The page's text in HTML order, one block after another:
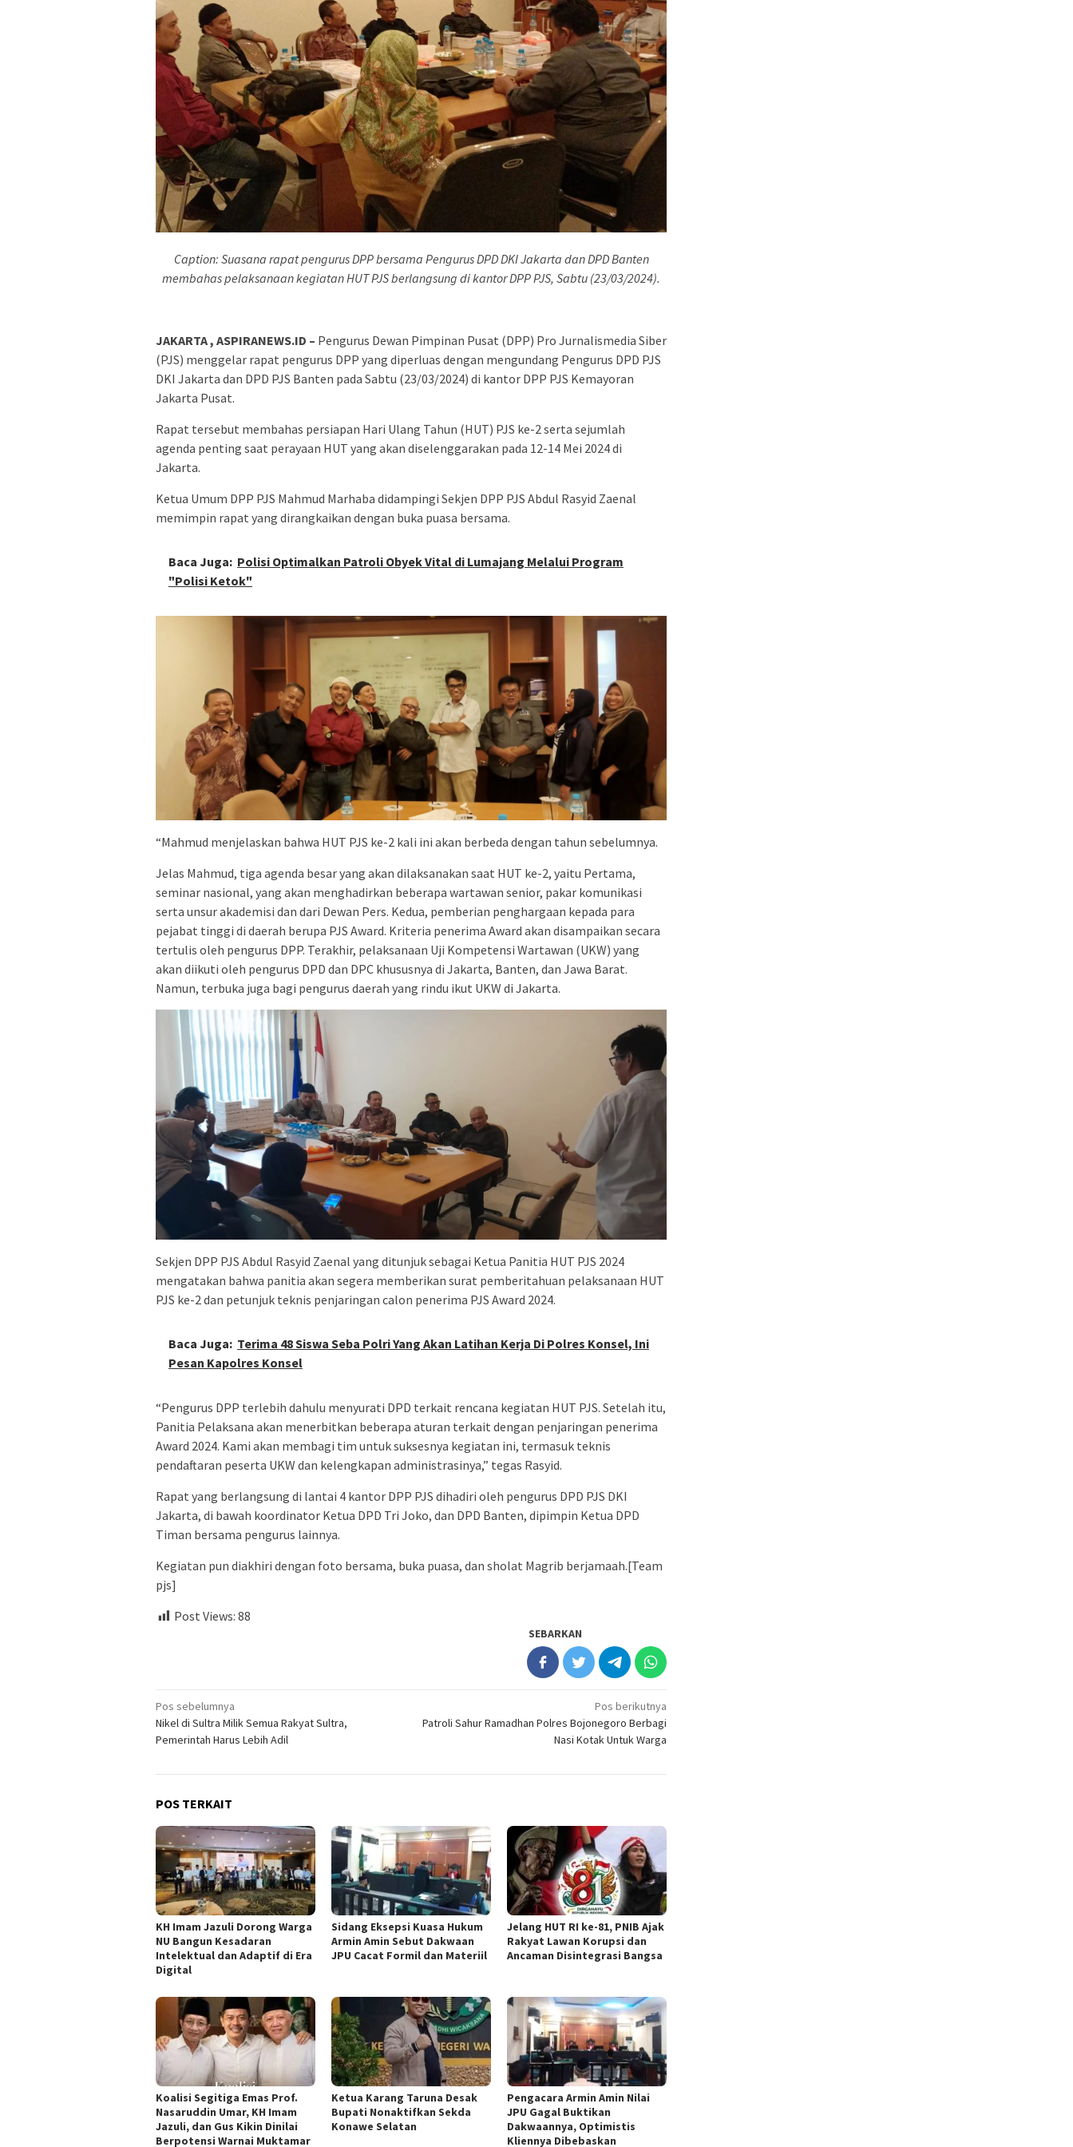
Caption: Suasana rapat pengurus DPP bersama Pengurus DPD DKI Jakarta dan DPD Banten
membahas pelaksanaan kegiatan HUT PJS berlangsung di kantor DPP PJS, Sabtu (23/03/2024).
JAKARTA , ASPIRANEWS.ID – Pengurus Dewan Pimpinan Pusat (DPP) Pro Jurnalismedia Siber
(PJS) menggelar rapat pengurus DPP yang diperluas dengan mengundang Pengurus DPD PJS
DKI Jakarta dan DPD PJS Banten pada Sabtu (23/03/2024) di kantor DPP PJS Kemayoran
Jakarta Pusat.
Rapat tersebut membahas persiapan Hari Ulang Tahun (HUT) PJS ke-2 serta sejumlah
agenda penting saat perayaan HUT yang akan diselenggarakan pada 12-14 Mei 2024 di
Jakarta.
Ketua Umum DPP PJS Mahmud Marhaba didampingi Sekjen DPP PJS Abdul Rasyid Zaenal
memimpin rapat yang dirangkaikan dengan buka puasa bersama.
Baca Juga: Polisi Optimalkan Patroli Obyek Vital di Lumajang Melalui Program
"Polisi Ketok"
“Mahmud menjelaskan bahwa HUT PJS ke-2 kali ini akan berbeda dengan tahun sebelumnya.
Jelas Mahmud, tiga agenda besar yang akan dilaksanakan saat HUT ke-2, yaitu Pertama,
seminar nasional, yang akan menghadirkan beberapa wartawan senior, pakar komunikasi
serta unsur akademisi dan dari Dewan Pers. Kedua, pemberian penghargaan kepada para
pejabat tinggi di daerah berupa PJS Award. Kriteria penerima Award akan disampaikan secara
tertulis oleh pengurus DPP. Terakhir, pelaksanaan Uji Kompetensi Wartawan (UKW) yang
akan diikuti oleh pengurus DPD dan DPC khususnya di Jakarta, Banten, dan Jawa Barat.
Namun, terbuka juga bagi pengurus daerah yang rindu ikut UKW di Jakarta.
Sekjen DPP PJS Abdul Rasyid Zaenal yang ditunjuk sebagai Ketua Panitia HUT PJS 2024
mengatakan bahwa panitia akan segera memberikan surat pemberitahuan pelaksanaan HUT
PJS ke-2 dan petunjuk teknis penjaringan calon penerima PJS Award 2024.
Baca Juga: Terima 48 Siswa Seba Polri Yang Akan Latihan Kerja Di Polres Konsel, Ini
Pesan Kapolres Konsel
“Pengurus DPP terlebih dahulu menyurati DPD terkait rencana kegiatan HUT PJS. Setelah itu,
Panitia Pelaksana akan menerbitkan beberapa aturan terkait dengan penjaringan penerima
Award 2024. Kami akan membagi tim untuk suksesnya kegiatan ini, termasuk teknis
pendaftaran peserta UKW dan kelengkapan administrasinya,” tegas Rasyid.
Rapat yang berlangsung di lantai 4 kantor DPP PJS dihadiri oleh pengurus DPD PJS DKI
Jakarta, di bawah koordinator Ketua DPD Tri Joko, dan DPD Banten, dipimpin Ketua DPD
Timan bersama pengurus lainnya.
Kegiatan pun diakhiri dengan foto bersama, buka puasa, dan sholat Magrib berjamaah.[Team
pjs]
Post Views: 88
SEBARKAN
Navigasi
pos
Pos sebelumnya
Nikel di Sultra Milik Semua Rakyat Sultra,
Pemerintah Harus Lebih Adil
Pos berikutnya
Patroli Sahur Ramadhan Polres Bojonegoro Berbagi
Nasi Kotak Untuk Warga
POS TERKAIT
KH Imam Jazuli Dorong Warga
NU Bangun Kesadaran
Intelektual dan Adaptif di Era
Digital
‎Sidang Eksepsi Kuasa Hukum
Armin Amin Sebut Dakwaan
JPU Cacat Formil dan Materiil
Jelang HUT RI ke-81, PNIB Ajak
Rakyat Lawan Korupsi dan
Ancaman Disintegrasi Bangsa
Koalisi Segitiga Emas Prof.
Nasaruddin Umar, KH Imam
Jazuli, dan Gus Kikin Dinilai
Berpotensi Warnai Muktamar
Ketua ‎Karang Taruna Desak
Bupati Nonaktifkan Sekda
Konawe Selatan
‎Pengacara Armin Amin Nilai
JPU Gagal Buktikan
Dakwaannya, Optimistis
Kliennya Dibebaskan